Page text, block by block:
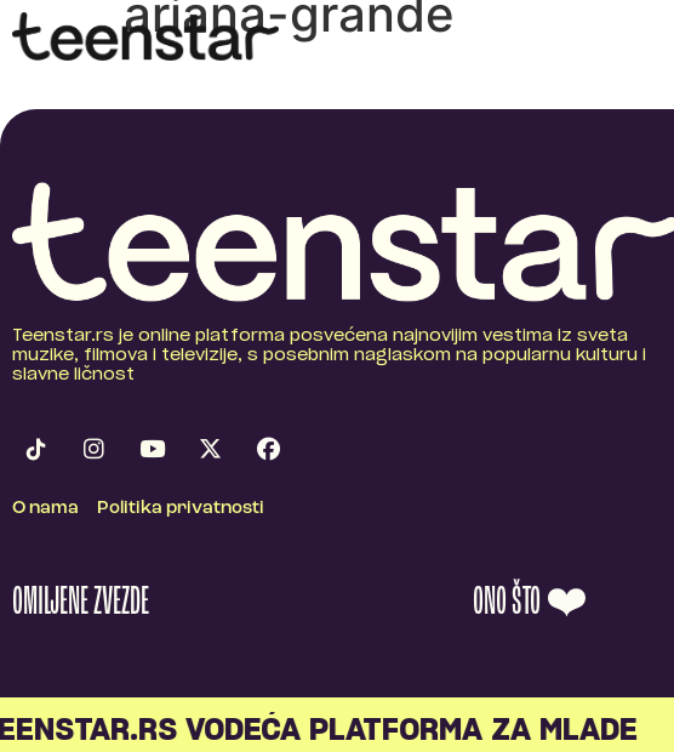
ariana-grande
Teenstar.rs je online platforma posvećena najnovijim vestima iz sveta
muzike, filmova i televizije, s posebnim naglaskom na popularnu kulturu i
slavne ličnost
O nama Politika privatnosti
OMILJENE ZVEZDE ONO ŠTO ❤️
VODEĆA PLATFORMA ZA MLADE